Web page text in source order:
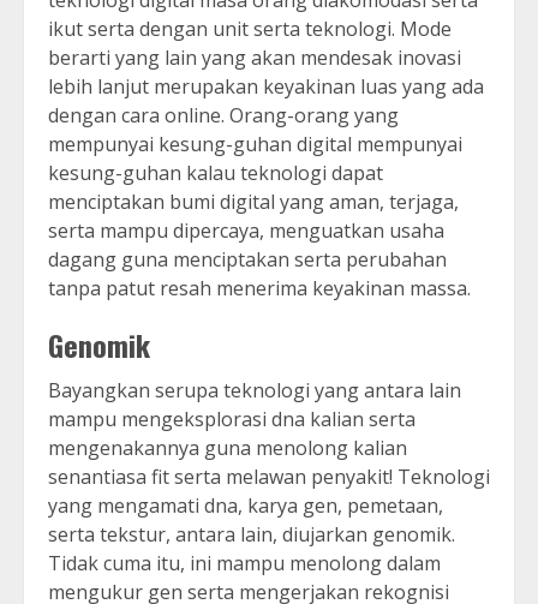
ikut serta dengan unit serta teknologi. Mode
berarti yang lain yang akan mendesak inovasi
lebih lanjut merupakan keyakinan luas yang ada
dengan cara online. Orang-orang yang
mempunyai kesung-guhan digital mempunyai
kesung-guhan kalau teknologi dapat
menciptakan bumi digital yang aman, terjaga,
serta mampu dipercaya, menguatkan usaha
dagang guna menciptakan serta perubahan
tanpa patut resah menerima keyakinan massa.
Genomik
Bayangkan serupa teknologi yang antara lain
mampu mengeksplorasi dna kalian serta
mengenakannya guna menolong kalian
senantiasa fit serta melawan penyakit! Teknologi
yang mengamati dna, karya gen, pemetaan,
serta tekstur, antara lain, diujarkan genomik.
Tidak cuma itu, ini mampu menolong dalam
mengukur gen serta mengerjakan rekognisi